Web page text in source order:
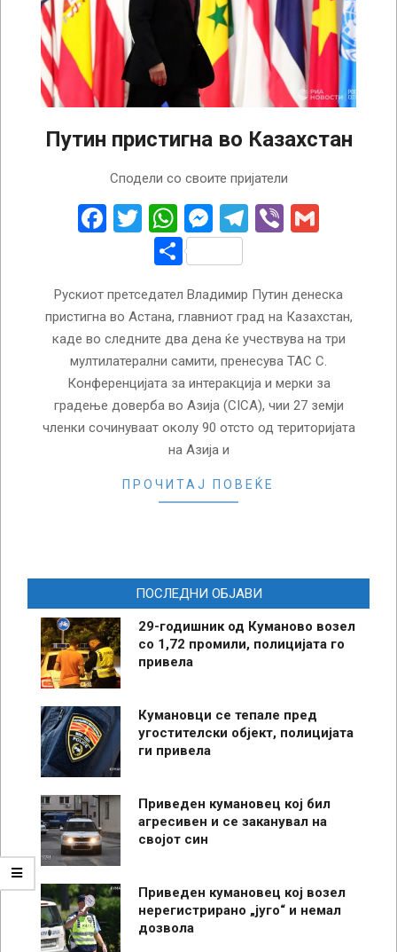
Путин пристигна во Казахстан
Сподели со своите пријатели
Facebook
Twitter
WhatsApp
Messenger
Telegram
Viber
Share
Рускиот претседател Владимир Путин денеска
пристигна во Астана, главниот град на Казахстан,
каде во следните два дена ќе учествува на три
мултилатерални самити, пренесува ТАС С.
Конференцијата за интеракција и мерки за
градење доверба во Азија (CICA), чии 27 земји
членки сочинуваат околу 90 отсто од територијата
на Азија и
ПРОЧИТАЈ ПОВЕЌЕ
ПОСЛЕДНИ ОБЈАВИ
29-годишник од Куманово возел
со 1,72 промили, полицијата го
привела
Кумановци се тепале пред
угостителски објект, полицијата
ги привела
Приведен кумановец кој бил
агресивен и се заканувал на
својот син
Приведен кумановец кој возел
нерегистрирано „југо“ и немал
дозвола